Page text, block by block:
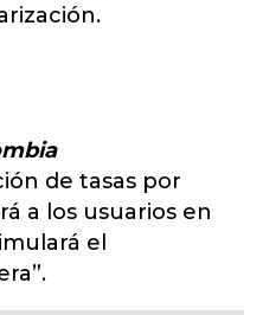
de tasas por
a los usuarios en
el